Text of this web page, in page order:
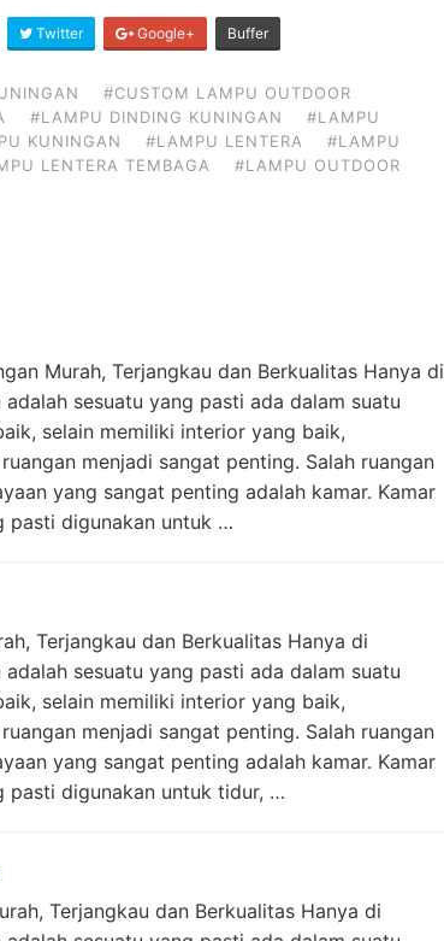
Twitter Google+ Buffer
#CUSTOM LAMPU OUTDOOR
#LAMPU DINDING KUNINGAN
#LAMPU
KUNINGAN #LAMPU LENTERA
#LAMPU
LENTERA TEMBAGA
#LAMPU OUTDOOR
Murah, Terjangkau dan Berkualitas Hanya di
adalah sesuatu yang pasti ada dalam suatu
selain memiliki interior yang baik,
menjadi sangat penting. Salah ruangan
yang sangat penting adalah kamar. Kamar
pasti digunakan untuk …
Terjangkau dan Berkualitas Hanya di
adalah sesuatu yang pasti ada dalam suatu
selain memiliki interior yang baik,
menjadi sangat penting. Salah ruangan
yang sangat penting adalah kamar. Kamar
pasti digunakan untuk tidur, …
Terjangkau dan Berkualitas Hanya di